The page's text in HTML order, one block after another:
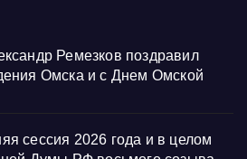
Ремезков поздравил
Омска и с Днем Омской
сессия 2026 года и в целом